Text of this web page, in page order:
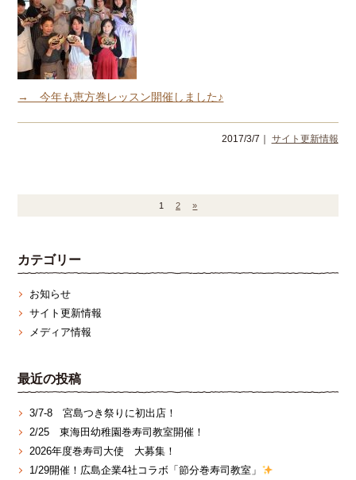
→ 今年も恵方巻レッスン開催しました♪
2017/3/7｜ サイト更新情報
1 2 »
カテゴリー
お知らせ
サイト更新情報
メディア情報
最近の投稿
3/7‐8 宮島つき祭りに初出店！
2/25 東海田幼稚園巻寿司教室開催！
2026年度巻寿司大使 大募集！
1/29開催！広島企業4社コラボ「節分巻寿司教室」